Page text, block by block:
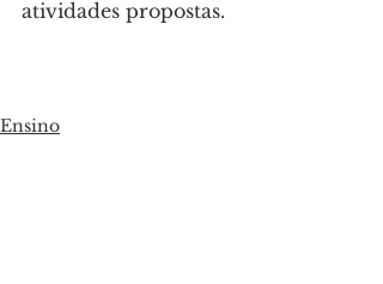
atividades propostas.
Ensino